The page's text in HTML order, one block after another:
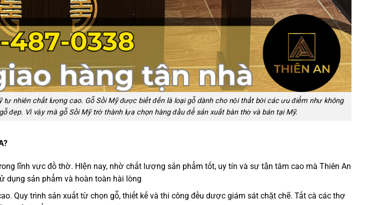
nhiên chất lượng cao. Gỗ Sồi Mỹ được biết đến là loại gỗ dành cho nội thất bởi các ưu điểm như không
đẹp. Vì vậy mà gỗ Sồi Mỹ trở thành lựa chọn hàng đầu để sản xuất bàn thờ và bán tại Mỹ.
lĩnh vực đồ thờ. HIện nay, nhờ chất lượng sản phẩm tốt, uy tín và sự tận tâm cao mà Thiên An
dụng sản phẩm và hoàn toàn hài lòng
Quy trình sản xuất từ chọn gỗ, thiết kế và thi công đều dược giám sát chặt chẽ. Tất cà các thợ